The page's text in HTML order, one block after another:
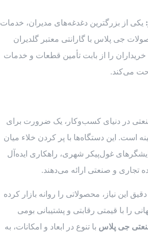
یکی از بزرگترین دغدغه‌های مدیران، خدمات
جی پلاس با گارانتی معتبر گلدیران
را از بابت تأمین قطعات و خدمات
می‌کند.
صنعتی در دنیای کسب‌وکار، یک ضرورت برای
است. این دستگاه‌ها با پر کردن خلاء میان
غول‌پیکر شهری، راهکاری ایده‌آل
تجاری و صنعتی ارائه می‌دهند.
این نیاز، محصولاتی را روانه بازار کرده
را با قیمتی رقابتی و پشتیبانی بومی
جی پلاس با تنوع در ابعاد و امکانات، به